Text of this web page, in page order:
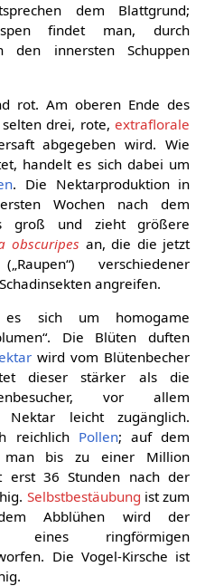
dem Blattgrund;
findet man, durch
den innersten Schuppen
rot. Am oberen Ende des
selten drei, rote,extraflorale
abgegeben wird. Wie
handelt es sich dabei um
. Die Nektarproduktion in
Wochen nach dem
groß und zieht größere
obscuripes an, die die jetzt
verschiedener
angreifen.
es sich um homogame
Die Blüten duften
wird vom Blütenbecher
dieser stärker als die
vor allem
leicht zugänglich.
reichlich Pollen; auf dem
bis zu einer Million
erst 36 Stunden nach der
Selbstbestäubung ist zum
Abblühen wird der
eines ringförmigen
Die Vogel-Kirsche ist